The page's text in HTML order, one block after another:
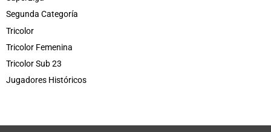
Segunda Categoría
Tricolor
Tricolor Femenina
Tricolor Sub 23
Jugadores Históricos